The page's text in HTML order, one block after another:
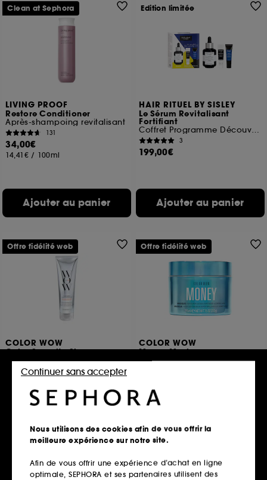
LIVING PROOF
Restore Conditioner
Après-shampoing revitalisant
131
34,00€
14,41€ / 100ml
Ajouter au panier
Clean at Sephora
HAIR RITUEL BY SISLEY
Le Sérum Revitalisant
Fortifiant
Coffret Programme Découverte
3
199,00€
Ajouter au panier
Edition limitée
COLOR WOW
Color Security Shampoo
Shampooing Dream Clean Ultime
440
Prix d'origine : 29,90€ -25%
Ajouter au panier
Offre fidélité web
COLOR WOW
Money Mask
Masque Cheveux
Prix d'origine : 55,00€
Ajouter au panier
Offre fidélité web
Nous utilisons des cookies afin de vous offrir la
meilleure expérience sur notre site.
Afin de vous offrir une expérience d’achat en ligne
optimale, SEPHORA et ses partenaires utilisent des
Continuer sans accepter